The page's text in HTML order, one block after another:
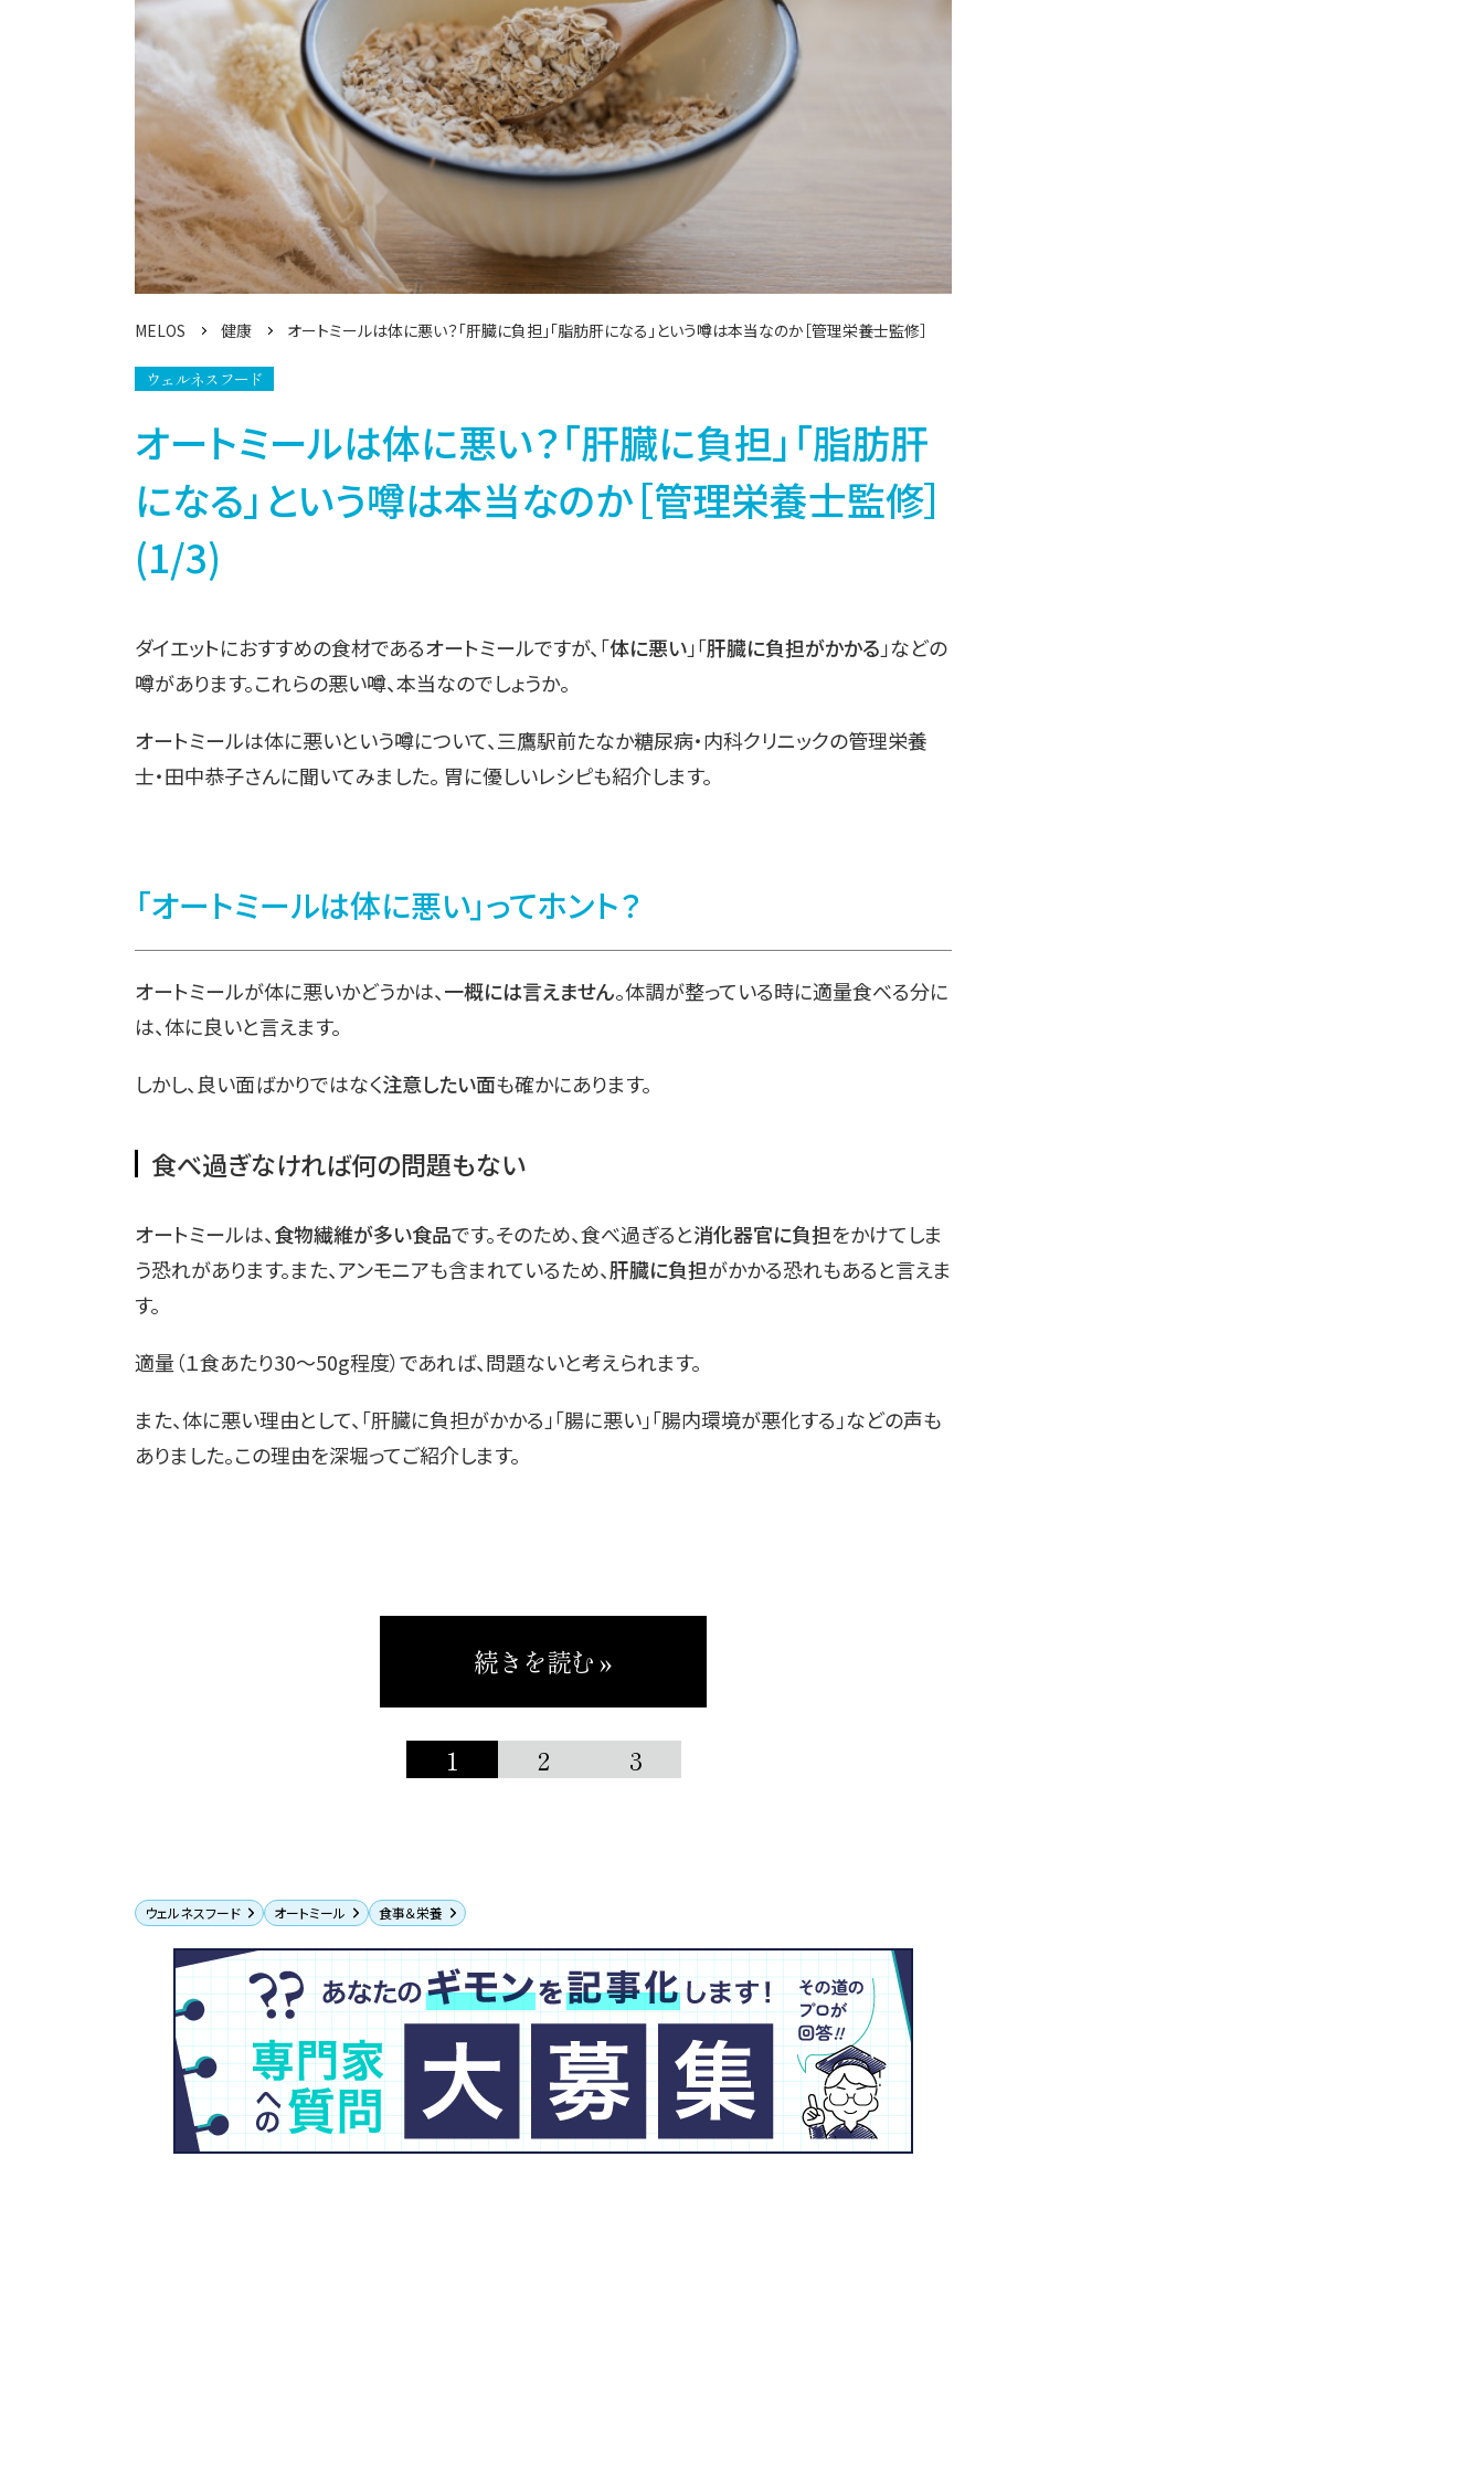
MELOS 健康 オートミールは体に悪い？「肝臓に負担」「脂肪肝になる」という噂は本当なのか［管理栄養士監修］
ウェルネスフード
オートミールは体に悪い？「肝臓に負担」「脂肪肝
になる」という噂は本当なのか［管理栄養士監修］
(1/3)
ダイエットにおすすめの食材であるオートミールですが、「体に悪い」「肝臓に負担がかかる 」などの
噂があります。これらの悪い噂、本当なのでしょうか。
オートミールは体に悪いという噂について、三鷹駅前たなか糖尿病・内科クリニックの管理栄養
士・田中恭子さんに聞いてみました。 胃に優しいレシピも紹介します。
「オートミールは体に悪い」ってホント？
オートミールが体に悪いかどうかは、一概には言えません。体調が整っている時に適量食べる分に
は、体に良いと言えます。
しかし、良い面ばかりではなく注意したい面も確かにあります。
食べ過ぎなければ何の問題もない
オートミールは、食物繊維が多い食品です。そのため、食べ過ぎると消化器官に負担をかけてしま
う恐れがあります。また、アンモニアも含まれているため、肝臓に負担がかかる恐れもあると言えま
す。
適量（１食あたり30～50g程度）であれば、問題ないと考えられます。
また、体に悪い理由として、「肝臓に負担がかかる」「腸に悪い」「腸内環境が悪化する」などの声も
ありました。この理由を深堀ってご紹介します。
続きを読む »
1 2 3
ウェルネスフード オートミール 食事＆栄養